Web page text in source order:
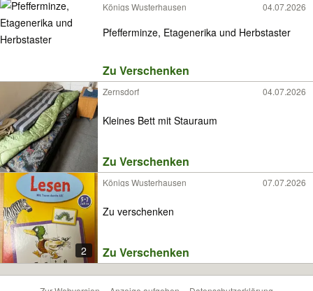
Königs Wusterhausen 04.07.2026
Pfefferminze, Etagenerika und Herbstaster
Zu Verschenken
Zernsdorf 04.07.2026
Kleines Bett mit Stauraum
Zu Verschenken
2
Königs Wusterhausen 07.07.2026
Zu verschenken
Zu Verschenken